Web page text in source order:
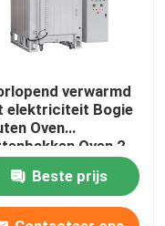
verwarmd
elektriciteit Bogie
Oven
Oven 2
Beste prijs